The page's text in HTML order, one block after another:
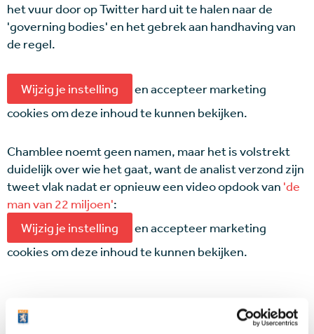
het vuur door op Twitter hard uit te halen naar de
'governing bodies' en het gebrek aan handhaving van
de regel.
Wijzig je instelling
en accepteer marketing
cookies om deze inhoud te kunnen bekijken.
Chamblee noemt geen namen, maar het is volstrekt
duidelijk over wie het gaat, want de analist verzond zijn
tweet vlak nadat er opnieuw een video opdook van 'de
man van 22 miljoen':
Wijzig je instelling
en accepteer marketing
cookies om deze inhoud te kunnen bekijken.
Langer heeft met de USGA gesproken over het al dan
niet verankeren van zijn putter en of de shaft van de